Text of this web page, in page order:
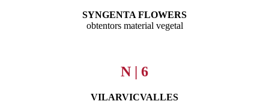
SYNGENTA FLOWERS
obtentors material vegetal
N | 6
VILARVICVALLES